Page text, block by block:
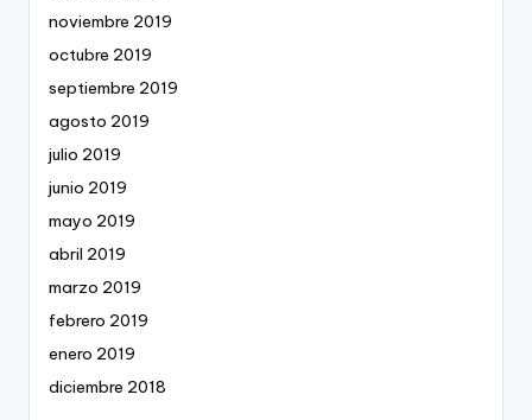
noviembre 2019
octubre 2019
septiembre 2019
agosto 2019
julio 2019
junio 2019
mayo 2019
abril 2019
marzo 2019
febrero 2019
enero 2019
diciembre 2018